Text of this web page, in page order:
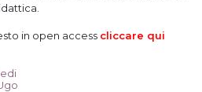
in open access cliccare qui